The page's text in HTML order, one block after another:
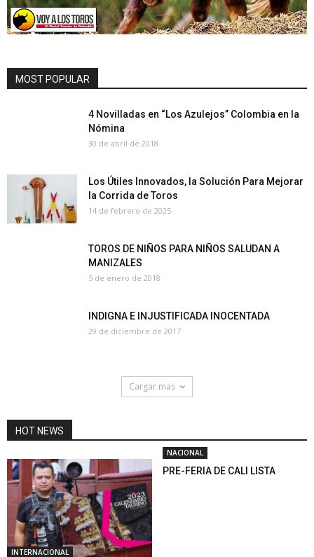
MOST POPULAR
4 Novilladas en “Los Azulejos” Colombia en la
Nómina
30 de abril de 2018
Los Útiles Innovados, la Solución Para Mejorar
la Corrida de Toros
14 de febrero de 2025
TOROS DE NIÑOS PARA NIÑOS SALUDAN A
MANIZALES
5 de enero de 2018
INDIGNA E INJUSTIFICADA INOCENTADA
29 de diciembre de 2017
Cargar mas
HOT NEWS
INTERNACIONAL
NACIONAL
PRE-FERIA DE CALI LISTA